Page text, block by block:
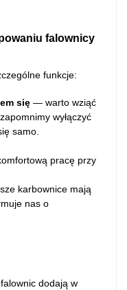
falownicy
funkcje:
się — warto wziąć
wyłączyć
samo.
pracę przy
karbownice mają
nas o
dodają w